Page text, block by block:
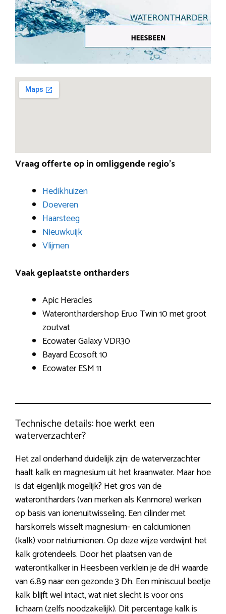
Vraag offerte op in omliggende regio’s
Hedikhuizen
Doeveren
Haarsteeg
Nieuwkuijk
Vlijmen
Vaak geplaatste ontharders
Apic Heracles
Wateronthardershop Eruo Twin 10 met groot
zoutvat
Ecowater Galaxy VDR30
Bayard Ecosoft 10
Ecowater ESM 11
Technische details: hoe werkt een
waterverzachter?
Het zal onderhand duidelijk zijn: de waterverzachter
haalt kalk en magnesium uit het kraanwater. Maar hoe
is dat eigenlijk mogelijk? Het gros van de
waterontharders (van merken als Kenmore) werken
op basis van ionenuitwisseling. Een cilinder met
harskorrels wisselt magnesium- en calciumionen
(kalk) voor natriumionen. Op deze wijze verdwijnt het
kalk grotendeels. Door het plaatsen van de
waterontkalker in Heesbeen verklein je de dH waarde
van 6.89 naar een gezonde 3 Dh. Een miniscuul beetje
kalk blijft wel intact, wat niet slecht is voor ons
lichaam (zelfs noodzakelijk). Dit percentage kalk is